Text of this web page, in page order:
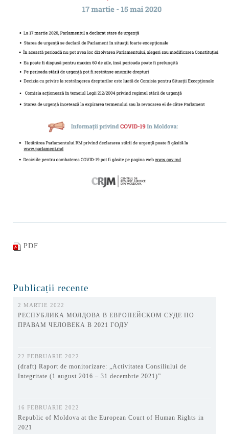
PDF
Publicații recente
2 MARTIE 2022
РЕСПУБЛИКА МОЛДОВА В ЕВРОПЕЙСКОМ СУДЕ ПО
ПРАВАМ ЧЕЛОВЕКА В 2021 ГОДУ
22 FEBRUARIE 2022
(draft) Raport de monitorizare: „Activitatea Consiliului de
Integritate (1 august 2016 – 31 decembrie 2021)”
16 FEBRUARIE 2022
Republic of Moldova at the European Court of Human Rights in
2021